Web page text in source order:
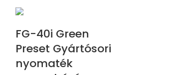
FG-40i Green
Preset Gyártósori
nyomaték